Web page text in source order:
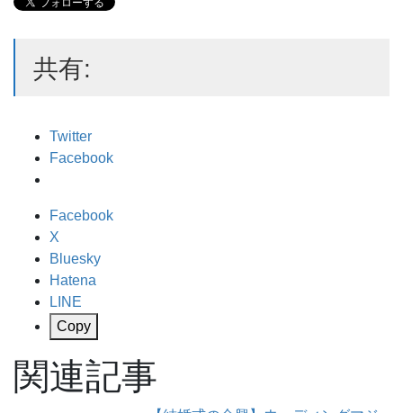
共有:
Twitter
Facebook
Facebook
X
Bluesky
Hatena
LINE
Copy
関連記事